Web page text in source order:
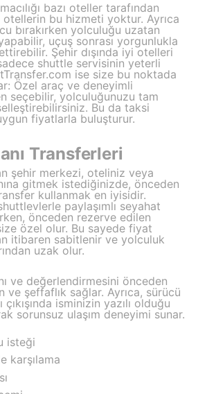
bazı oteller tarafından
otellerin bu hizmeti yoktur. Ayrıca
bırakırken yolculuğu uzatan
uçuş sonrası yorgunlukla
Şehir dışında iyi otelleri
shuttle servisinin yeterli
ise size bu noktada
Özel araç ve deneyimli
seçebilir, yolculuğunuzu tam
Bu da taksi
fiyatlarla buluşturur.
Transferleri
şehir merkezi, oteliniz veya
gitmek istediğinizde, önceden
kullanmak en iyisidir.
paylaşımlı seyahat
önceden rezerve edilen
özel olur. Bu sayede fiyat
itibaren sabitlenir ve yolculuk
uzak olur.
ve değerlendirmesini önceden
ve şeffaflık sağlar. Ayrıca, sürücü
isminizin yazılı olduğu
sorunsuz ulaşım deneyimi sunar.
isteği
karşılama